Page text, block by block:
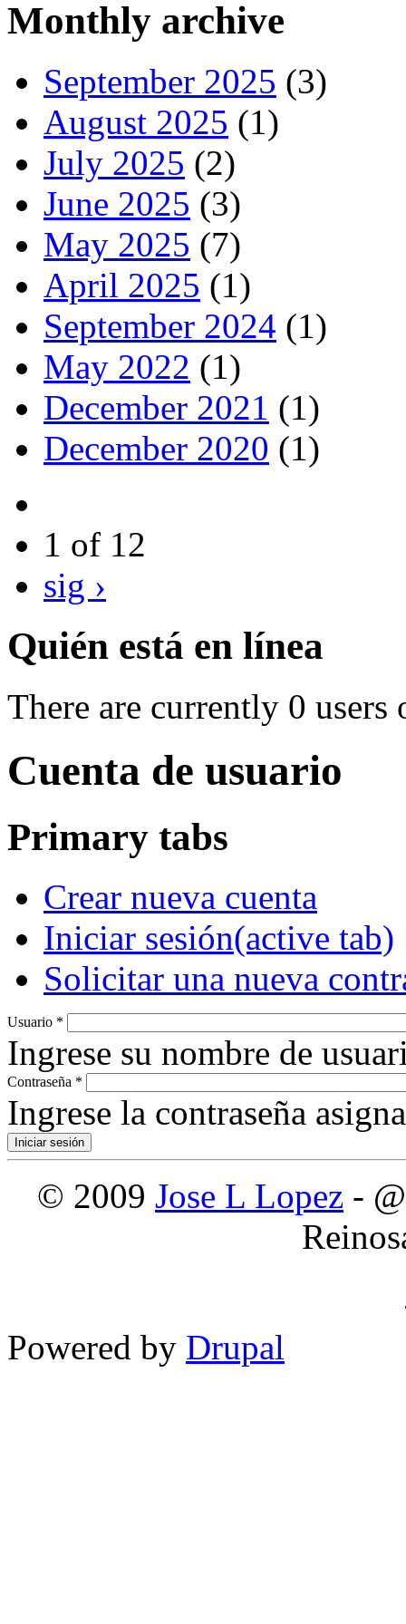
Monthly archive
September 2025 (3)
August 2025 (1)
July 2025 (2)
June 2025 (3)
May 2025 (7)
April 2025 (1)
September 2024 (1)
May 2022 (1)
December 2021 (1)
December 2020 (1)
1 of 12
sig ›
Quién está en línea
There are currently 0 users
Cuenta de usuario
Primary tabs
Crear nueva cuenta
Iniciar sesión(active tab)
Solicitar una nueva
Usuario *
Ingrese su nombre de
Contraseña *
Ingrese la contraseña
© 2009 Jose L Lopez -
Powered by Drupal